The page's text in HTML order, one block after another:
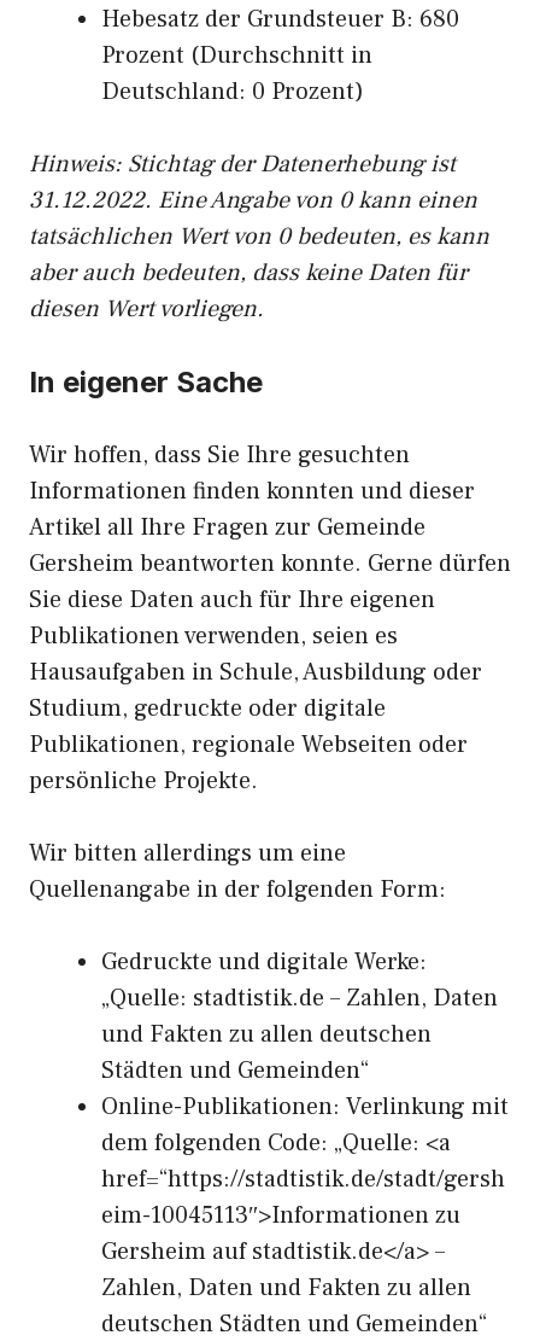
Hebesatz der Grundsteuer B: 680
Prozent (Durchschnitt in
Deutschland: 0 Prozent)
Hinweis: Stichtag der Datenerhebung ist
31.12.2022. Eine Angabe von 0 kann einen
tatsächlichen Wert von 0 bedeuten, es kann
aber auch bedeuten, dass keine Daten für
diesen Wert vorliegen.
In eigener Sache
Wir hoffen, dass Sie Ihre gesuchten
Informationen finden konnten und dieser
Artikel all Ihre Fragen zur Gemeinde
Gersheim beantworten konnte. Gerne dürfen
Sie diese Daten auch für Ihre eigenen
Publikationen verwenden, seien es
Hausaufgaben in Schule, Ausbildung oder
Studium, gedruckte oder digitale
Publikationen, regionale Webseiten oder
persönliche Projekte.
Wir bitten allerdings um eine
Quellenangabe in der folgenden Form:
Gedruckte und digitale Werke:
„Quelle: stadtistik.de – Zahlen, Daten
und Fakten zu allen deutschen
Städten und Gemeinden“
Online-Publikationen: Verlinkung mit
dem folgenden Code: „Quelle: <a
href=“https://stadtistik.de/stadt/gersh
eim-10045113″>Informationen zu
Gersheim auf stadtistik.de</a> –
Zahlen, Daten und Fakten zu allen
deutschen Städten und Gemeinden“